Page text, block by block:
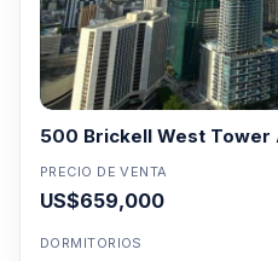
500 Brickell West Tower
PRECIO DE VENTA
US$659,000
DORMITORIOS